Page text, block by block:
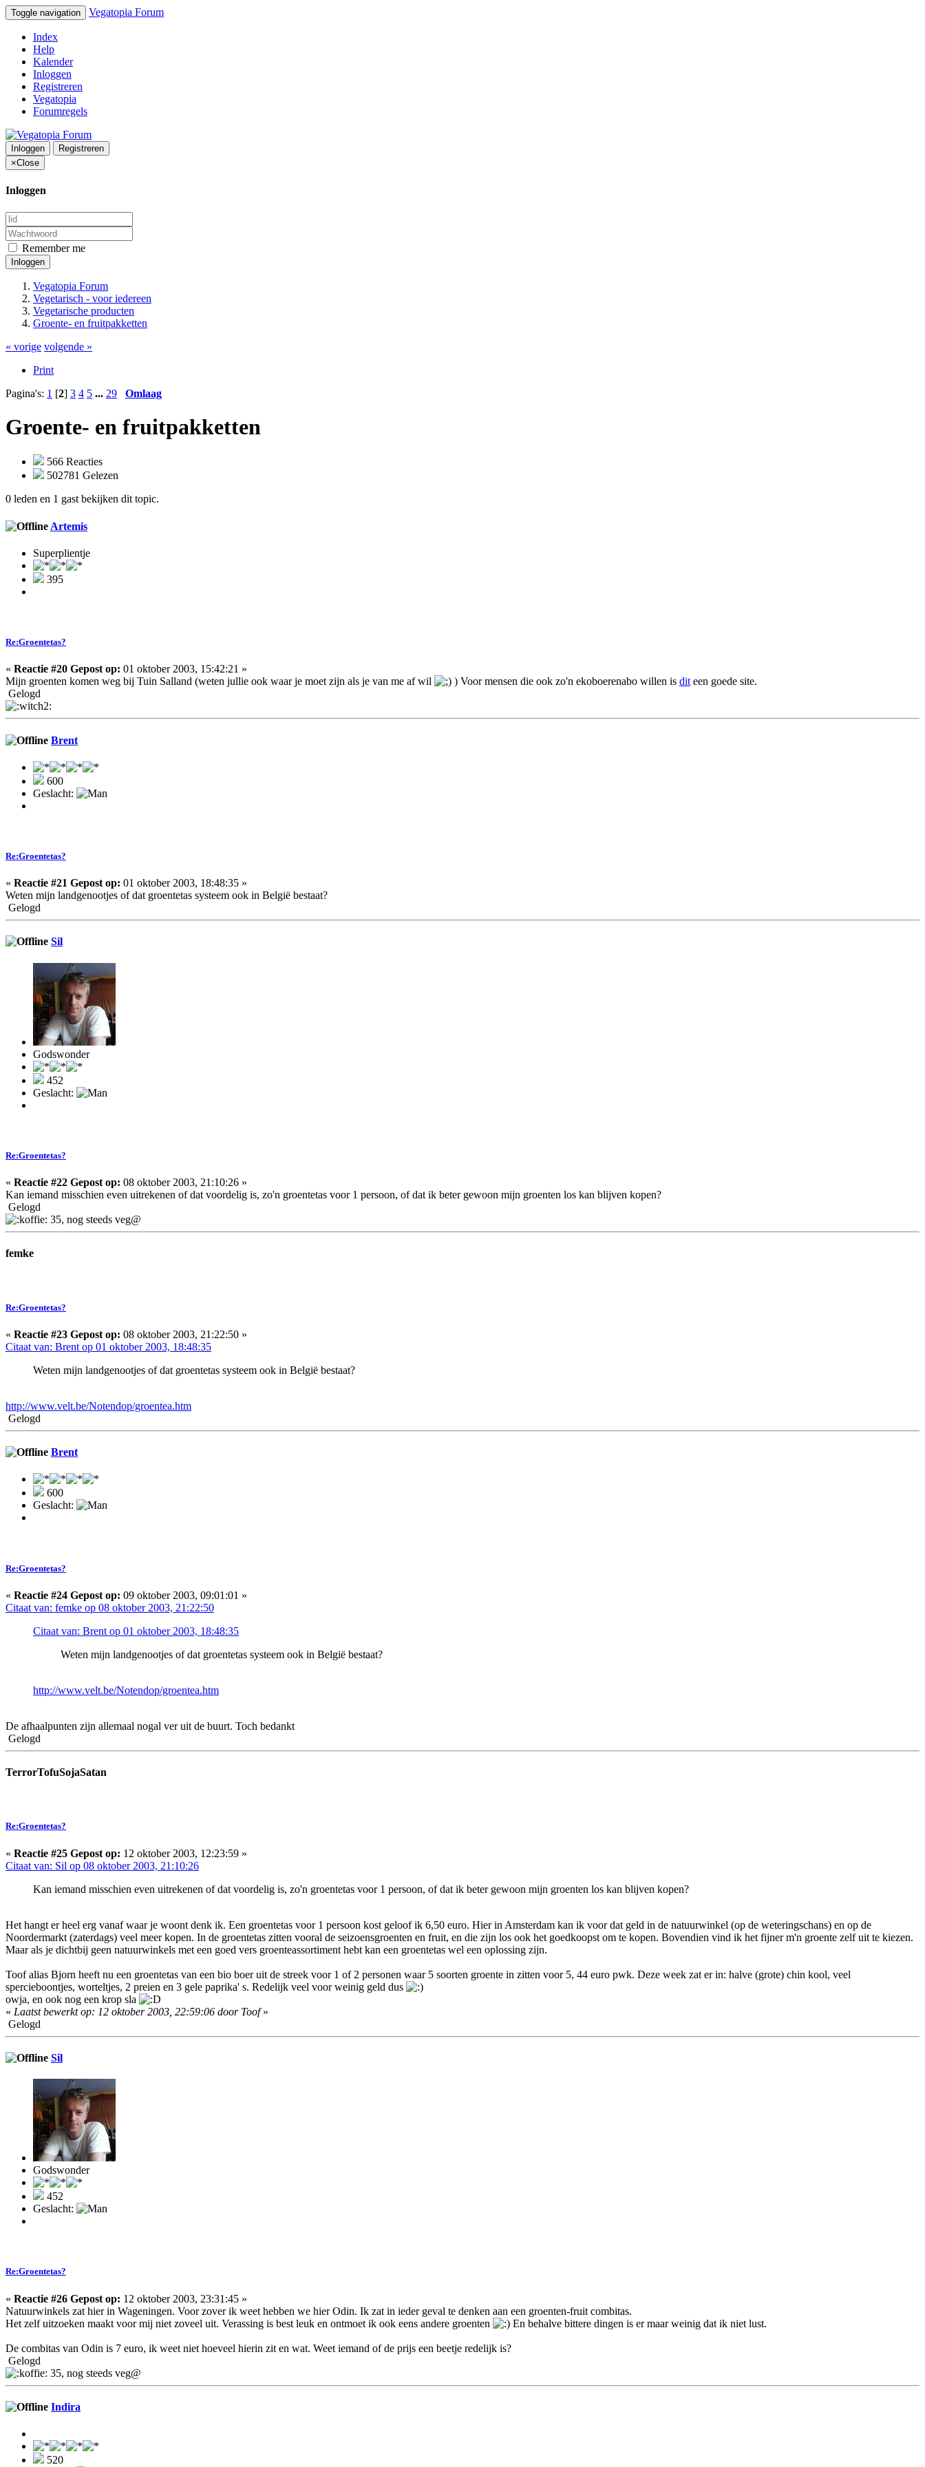
Toggle navigation Vegatopia Forum
Index
Help
Kalender
Inloggen
Registreren
Vegatopia
Forumregels
Inloggen
Registreren
×Close
Inloggen
Remember me
Inloggen
Vegatopia Forum
Vegetarisch - voor iedereen
Vegetarische producten
Groente- en fruitpakketten
« vorige volgende »
Print
Pagina's: 1 [2] 3 4 5 ... 29 Omlaag
Groente- en fruitpakketten
566 Reacties
502781 Gelezen
0 leden en 1 gast bekijken dit topic.
Artemis
Superplientje
395
Re:Groentetas?
« Reactie #20 Gepost op: 01 oktober 2003, 15:42:21 »
Mijn groenten komen weg bij Tuin Salland (weten jullie ook waar je moet zijn als je van me af wil
) Voor mensen die ook zo'n ekoboerenabo willen is dit een goede site.
Gelogd
Brent
600
Geslacht:
Re:Groentetas?
« Reactie #21 Gepost op: 01 oktober 2003, 18:48:35 »
Weten mijn landgenootjes of dat groentetas systeem ook in België bestaat?
Gelogd
Sil
Godswonder
452
Geslacht:
Re:Groentetas?
« Reactie #22 Gepost op: 08 oktober 2003, 21:10:26 »
Kan iemand misschien even uitrekenen of dat voordelig is, zo'n groentetas voor 1 persoon, of dat ik beter gewoon mijn groenten los kan blijven kopen?
Gelogd
35, nog steeds veg@
femke
Re:Groentetas?
« Reactie #23 Gepost op: 08 oktober 2003, 21:22:50 »
Citaat van: Brent op 01 oktober 2003, 18:48:35
Weten mijn landgenootjes of dat groentetas systeem ook in België bestaat?
http://www.velt.be/Notendop/groentea.htm
Gelogd
Brent
600
Geslacht:
Re:Groentetas?
« Reactie #24 Gepost op: 09 oktober 2003, 09:01:01 »
Citaat van: femke op 08 oktober 2003, 21:22:50
Citaat van: Brent op 01 oktober 2003, 18:48:35
Weten mijn landgenootjes of dat groentetas systeem ook in België bestaat?
http://www.velt.be/Notendop/groentea.htm
De afhaalpunten zijn allemaal nogal ver uit de buurt. Toch bedankt
Gelogd
TerrorTofuSojaSatan
Re:Groentetas?
« Reactie #25 Gepost op: 12 oktober 2003, 12:23:59 »
Citaat van: Sil op 08 oktober 2003, 21:10:26
Kan iemand misschien even uitrekenen of dat voordelig is, zo'n groentetas voor 1 persoon, of dat ik beter gewoon mijn groenten los kan blijven kopen?
Het hangt er heel erg vanaf waar je woont denk ik. Een groentetas voor 1 persoon kost geloof ik 6,50 euro. Hier in Amsterdam kan ik voor dat geld in de natuurwinkel (op de weteringschans) en op de
Noordermarkt (zaterdags) veel meer kopen. In de groentetas zitten vooral de seizoensgroenten en fruit, en die zijn los ook het goedkoopst om te kopen. Bovendien vind ik het fijner m'n groente zelf uit te kiezen.
Maar als je dichtbij geen natuurwinkels met een goed vers groenteassortiment hebt kan een groentetas wel een oplossing zijn.
Toof alias Bjorn heeft nu een groentetas van een bio boer uit de streek voor 1 of 2 personen waar 5 soorten groente in zitten voor 5, 44 euro pwk. Deze week zat er in: halve (grote) chin kool, veel
spercieboontjes, worteltjes, 2 preien en 3 gele paprika' s. Redelijk veel voor weinig geld dus
owja, en ook nog een krop sla
« Laatst bewerkt op: 12 oktober 2003, 22:59:06 door Toof»
Gelogd
Sil
Godswonder
452
Geslacht:
Re:Groentetas?
« Reactie #26 Gepost op: 12 oktober 2003, 23:31:45 »
Natuurwinkels zat hier in Wageningen. Voor zover ik weet hebben we hier Odin. Ik zat in ieder geval te denken aan een groenten-fruit combitas.
Het zelf uitzoeken maakt voor mij niet zoveel uit. Verassing is best leuk en ontmoet ik ook eens andere groenten
En behalve bittere dingen is er maar weinig dat ik niet lust.
De combitas van Odin is 7 euro, ik weet niet hoeveel hierin zit en wat. Weet iemand of de prijs een beetje redelijk is?
Gelogd
35, nog steeds veg@
Indira
520